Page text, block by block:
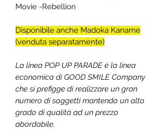
Movie -Rebellion
Disponibile anche Madoka Kaname
(venduta separatamente)
La linea POP UP PARADE è la linea
economica di GOOD SMILE Company
che si prefigge di realizzare un gran
numero di soggetti mantendo un alto
grado di qualità ad un prezzo
abordabile.